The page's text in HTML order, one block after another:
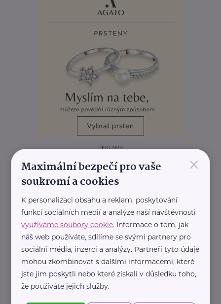
REKLAMA
×
Maximální bezpečí pro vaše
soukromí a cookies
K personalizaci obsahu a reklam, poskytování
funkcí sociálních médií a analýze naší návštěvnosti
využíváme soubory cookie. Informace o tom, jak
náš web používáte, sdílíme se svými partnery pro
sociální média, inzerci a analýzy. Partneři tyto údaje
mohou zkombinovat s dalšími informacemi, které
jste jim poskytli nebo které získali v důsledku toho,
že používáte jejich služby.